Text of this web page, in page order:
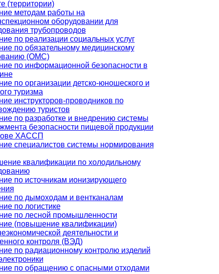
(территории)
методам работы на
оборудовании для
трубопроводов
по реализации социальных услуг
по обязательному медицинскому
(ОМС)
по информационной безопасности в
по организации детско-юношеского и
туризма
инструкторов-проводников по
туристов
по разработке и внедрению системы
безопасности пищевой продукции
ХАССП
специалистов системы нормирования
квалификации по холодильному
по источникам ионизирующего
по дымоходам и вентканалам
по логистике
по лесной промышленности
(повышение квалификации)
деятельности и
контроля (ВЭД)
по радиационному контролю изделий
по обращению с опасными отходами